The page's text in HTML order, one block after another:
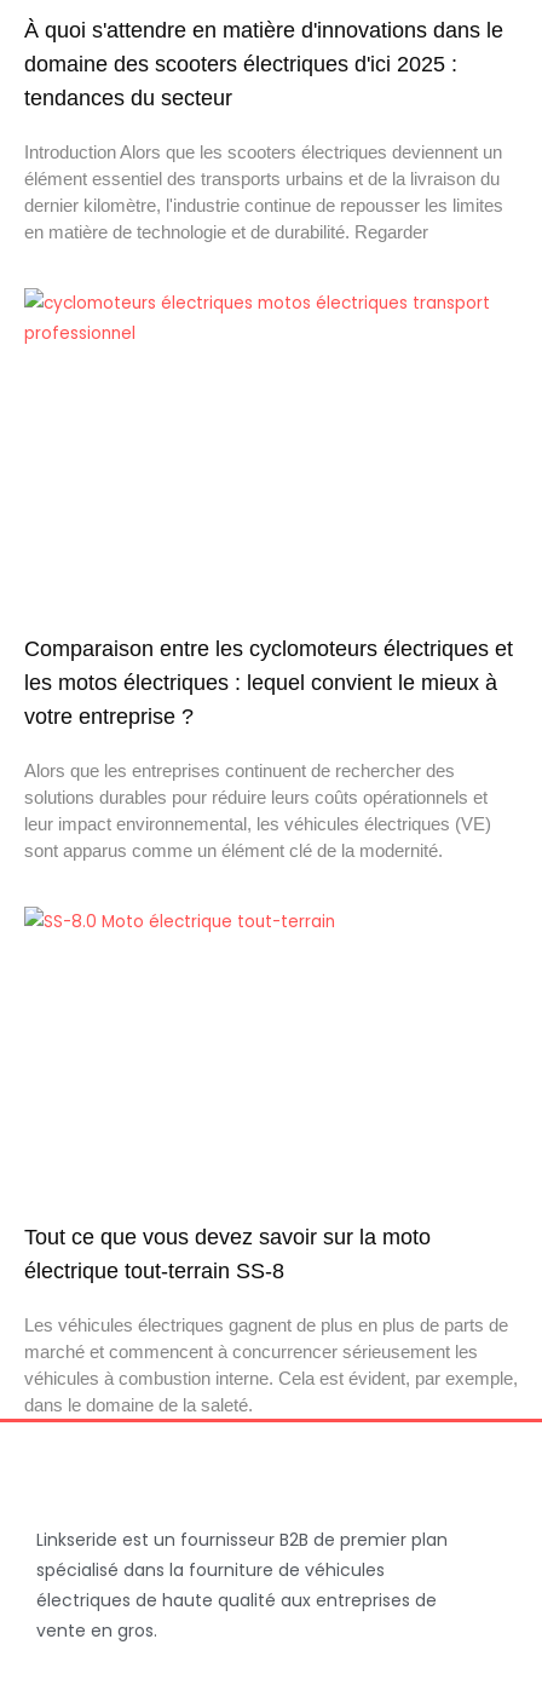
À quoi s'attendre en matière d'innovations dans le
domaine des scooters électriques d'ici 2025 :
tendances du secteur
Introduction Alors que les scooters électriques deviennent un
élément essentiel des transports urbains et de la livraison du
dernier kilomètre, l'industrie continue de repousser les limites
en matière de technologie et de durabilité. Regarder
Comparaison entre les cyclomoteurs électriques et
les motos électriques : lequel convient le mieux à
votre entreprise ?
Alors que les entreprises continuent de rechercher des
solutions durables pour réduire leurs coûts opérationnels et
leur impact environnemental, les véhicules électriques (VE)
sont apparus comme un élément clé de la modernité.
Tout ce que vous devez savoir sur la moto
électrique tout-terrain SS-8
Les véhicules électriques gagnent de plus en plus de parts de
marché et commencent à concurrencer sérieusement les
véhicules à combustion interne. Cela est évident, par exemple,
dans le domaine de la saleté.
Linkseride est un fournisseur B2B de premier plan
spécialisé dans la fourniture de véhicules
électriques de haute qualité aux entreprises de
vente en gros.